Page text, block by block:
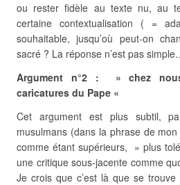
ou rester fidèle au texte nu, au
certaine contextualisation ( =
souhaitable, jusqu’où peut-on
sacré ? La réponse n’est pas
Argument n°2 : » chez
caricatures du Pape «
Cet argument est plus subtil,
musulmans (dans la phrase de
comme étant supérieurs, » plus
une critique sous-jacente comme
Je crois que c’est là que se trouve